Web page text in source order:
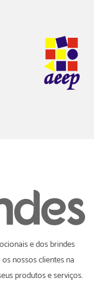
e dos brindes
nossos clientes na
produtos e serviços.